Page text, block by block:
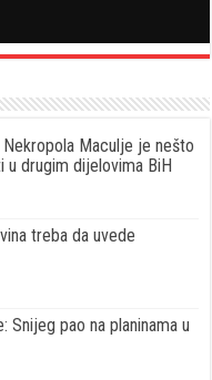
Maculje je nešto
drugim dijelovima BiH
treba da uvede
pao na planinama u